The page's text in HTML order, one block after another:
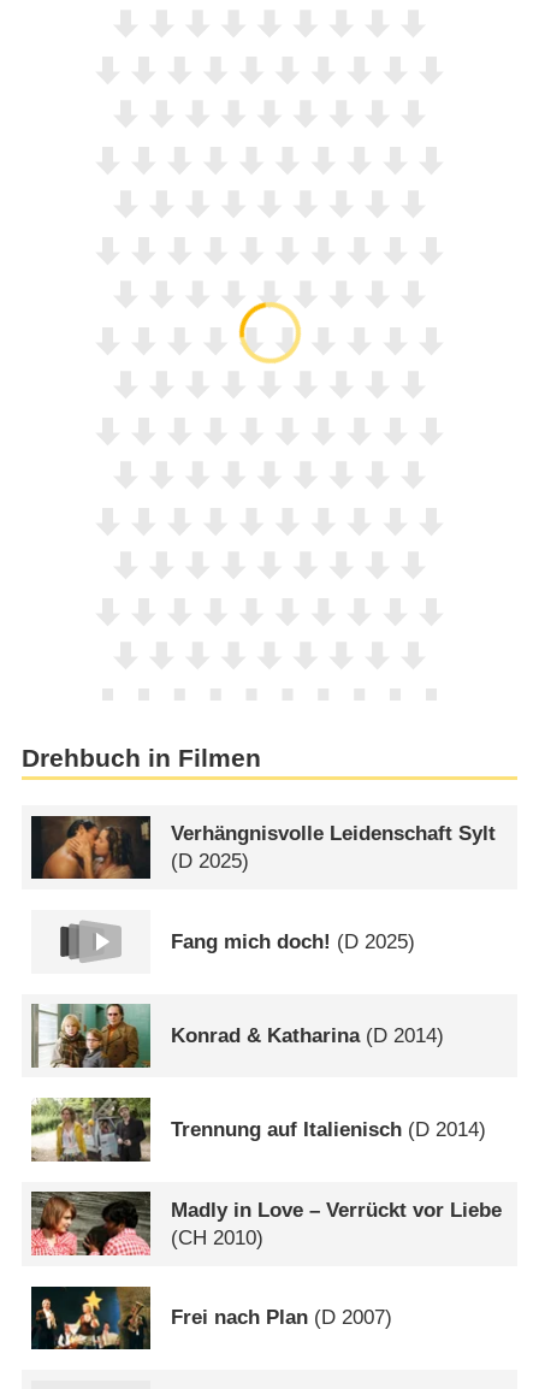
Drehbuch in Filmen
Verhängnisvolle Leidenschaft Sylt
(D 2025)
Fang mich doch! (D 2025)
Konrad & Katharina(D 2014)
Trennung auf Italienisch (D 2014)
Madly in Love – Verrückt vor Liebe
(CH 2010)
Frei nach Plan (D 2007)